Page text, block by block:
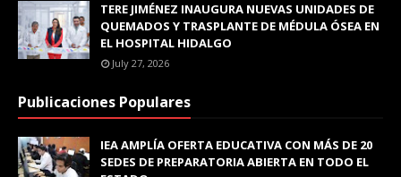
TERE JIMÉNEZ INAUGURA NUEVAS UNIDADES DE
QUEMADOS Y TRASPLANTE DE MÉDULA ÓSEA EN
EL HOSPITAL HIDALGO
July 27, 2026
Publicaciones Populares
IEA AMPLÍA OFERTA EDUCATIVA CON MÁS DE 20
SEDES DE PREPARATORIA ABIERTA EN TODO EL